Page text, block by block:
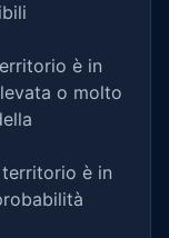
è in
o molto
è in